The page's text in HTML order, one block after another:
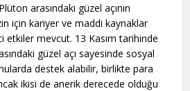
arasındaki güzel açının
için kariyer ve maddi kaynaklar
etkiler mevcut. 13 Kasım tarihinde
güzel açı sayesinde sosyal
destek alabilir, birlikte para
ikisi de anerik derecede olduğu